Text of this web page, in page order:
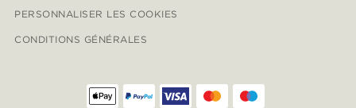
PERSONNALISER LES COOKIES
CONDITIONS GÉNÉRALES